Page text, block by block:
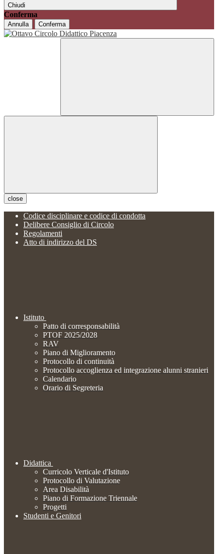
Chiudi
Conferma
Annulla Conferma
close
Codice disciplinare e codice di condotta
Delibere Consiglio di Circolo
Regolamenti
Atto di indirizzo del DS
Istituto
Patto di corresponsabilità
PTOF 2025/2028
RAV
Piano di Miglioramento
Protocollo di continuità
Protocollo accoglienza ed integrazione alunni stranieri
Calendario
Orario di Segreteria
Didattica
Curricolo Verticale d'Istituto
Protocollo di Valutazione
Area Disabilità
Piano di Formazione Triennale
Progetti
Studenti e Genitori